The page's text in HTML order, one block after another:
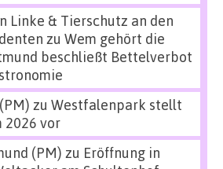
Linke & Tierschutz an den
zu Wem gehört die
beschließt Bettelverbot
zu Westfalenpark stellt
2026 vor
(PM) zu Eröffnung in